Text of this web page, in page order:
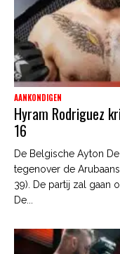
AANKONDIGEN
Hyram Rodriguez
16
De Belgische Ayton
tegenover de
39). De partij zal gaan
De...